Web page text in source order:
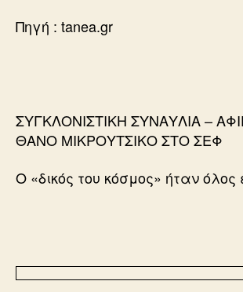
Πηγή : tanea.gr
ΣΥΓΚΛΟΝΙΣΤΙΚΗ ΣΥΝΑΥΛΙΑ –
ΘΑΝΟ ΜΙΚΡΟΥΤΣΙΚΟ ΣΤΟ ΣΕΦ
Ο «δικός του κόσμος» ήταν όλος